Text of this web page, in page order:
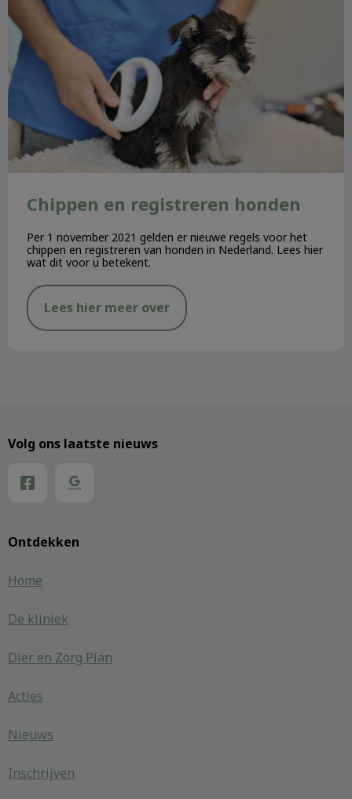
Chippen en registreren honden
Per 1 november 2021 gelden er nieuwe regels voor het
chippen en registreren van honden in Nederland. Lees hier
wat dit voor u betekent.
Lees hier meer over
Ontdekken
Home
De kliniek
Dier en Zorg Plan
Acties
Nieuws
Inschrijven
Volg ons laatste nieuws